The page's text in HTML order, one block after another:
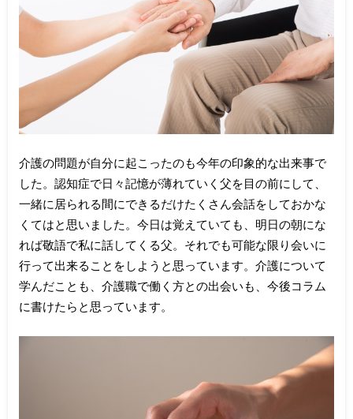
介護の問題が自分に起こったのも今年の印象的な出来事で
した。認知症で日々記憶が薄れていく父を目の前にして、
一緒に居られる間にできるだけたくさん会話をしておかな
くてはと思いました。今日は覚えていても、明日の朝にな
れば敬語で私に話してくる父。それでも可能な限り会いに
行って出来ることをしようと思っています。介護について
学んだことも、介護職で働く方との出会いも、今後コラム
に書けたらと思っています。